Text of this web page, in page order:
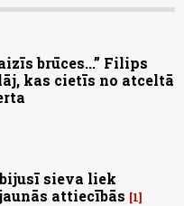
brūces...” Filips
kas cietīs no atceltā
sieva liek
attiecībās
1